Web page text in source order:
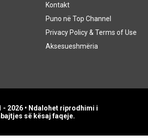
Kontakt
Puno në Top Channel
Privacy Policy & Terms of Use
Aksesueshmëria
- 2026 • Ndalohet riprodhimi i
së kësaj faqeje.